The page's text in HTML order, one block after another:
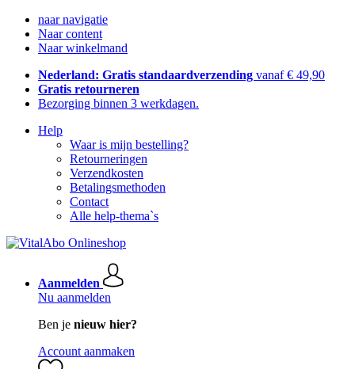
naar navigatie
Naar content
Naar winkelmand
Nederland: Gratis standaardverzending vanaf € 49,90
Gratis retourneren
Bezorging binnen 3 werkdagen.
Help
Waar is mijn bestelling?
Retourneringen
Verzendkosten
Betalingsmethoden
Contact
Alle help-thema`s
Aanmelden
Nu aanmelden
Ben je nieuw hier?
Account aanmaken